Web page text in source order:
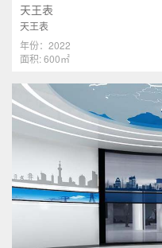
天王表
天王表
年份：2022
面积: 600㎡